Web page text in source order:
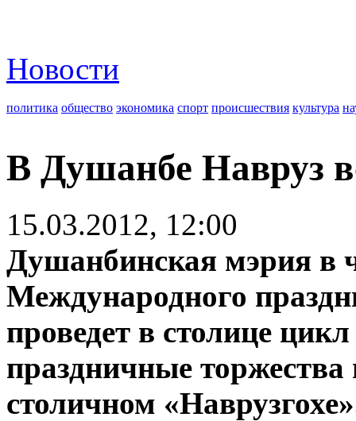
Новости
политика общество экономика спорт происшествия культура
В Душанбе Навруз
15.03.2012, 12:00
Душанбинская мэрия в
Международного
проведет в столице
праздничные
столичном